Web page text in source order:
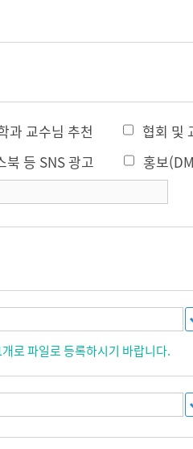
과 교수님 추천
협회 및
북 등 SNS 광고
홍보
로 파일로 등록하시기 바랍니다.